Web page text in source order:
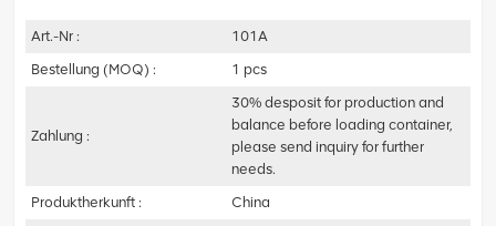
Art.-Nr :
101A
Bestellung (MOQ) :
1 pcs
Zahlung :
30% desposit for production and
balance before loading container,
please send inquiry for further
needs.
Produktherkunft :
China